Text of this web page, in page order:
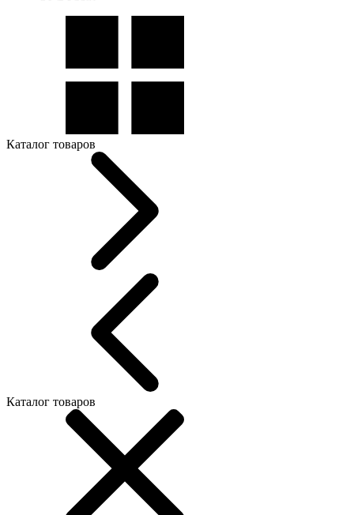
Каталог товаров
Каталог товаров